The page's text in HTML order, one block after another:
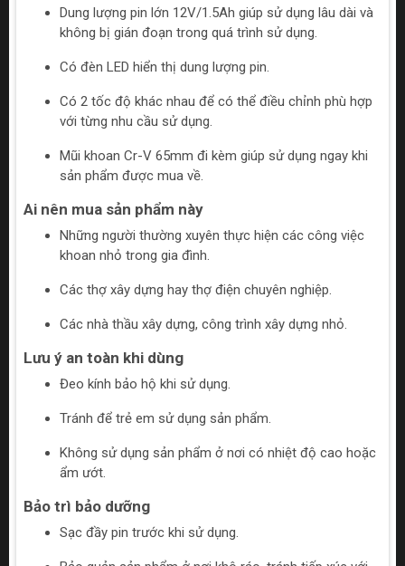
Dung lượng pin lớn 12V/1.5Ah giúp sử dụng lâu dài và
không bị gián đoạn trong quá trình sử dụng.
Có đèn LED hiển thị dung lượng pin.
Có 2 tốc độ khác nhau để có thể điều chỉnh phù hợp
với từng nhu cầu sử dụng.
Mũi khoan Cr-V 65mm đi kèm giúp sử dụng ngay khi
sản phẩm được mua về.
Ai nên mua sản phẩm này
Những người thường xuyên thực hiện các công việc
khoan nhỏ trong gia đình.
Các thợ xây dựng hay thợ điện chuyên nghiệp.
Các nhà thầu xây dựng, công trình xây dựng nhỏ.
Lưu ý an toàn khi dùng
Đeo kính bảo hộ khi sử dụng.
Tránh để trẻ em sử dụng sản phẩm.
Không sử dụng sản phẩm ở nơi có nhiệt độ cao hoặc
ẩm ướt.
Bảo trì bảo dưỡng
Sạc đầy pin trước khi sử dụng.